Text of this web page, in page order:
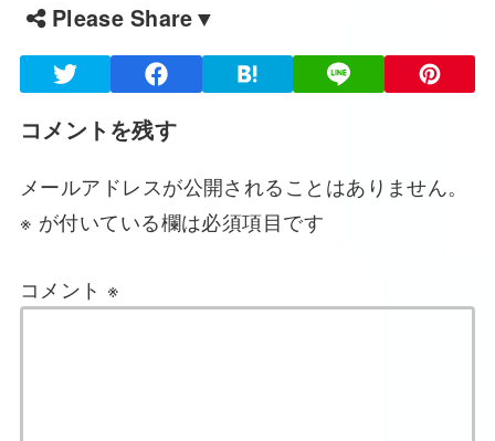
Please Share▼
コメントを残す
メールアドレスが公開されることはありません。
※ が付いている欄は必須項目です
コメント ※